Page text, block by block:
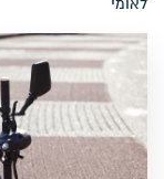
לאומי